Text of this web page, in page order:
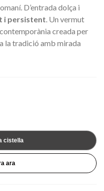
D’entrada dolça i
i persistent. Un vermut
creada per
la tradició amb mirada
cistella
ara